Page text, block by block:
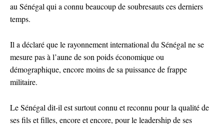
au Sénégal qui a connu beaucoup de soubresauts ces derniers
temps.
Il a déclaré que le rayonnement international du Sénégal ne se
mesure pas à l’aune de son poids économique ou
démographique, encore moins de sa puissance de frappe
militaire.
Le Sénégal dit-il est surtout connu et reconnu pour la qualité de
ses fils et filles, encore et encore, pour le leadership de ses